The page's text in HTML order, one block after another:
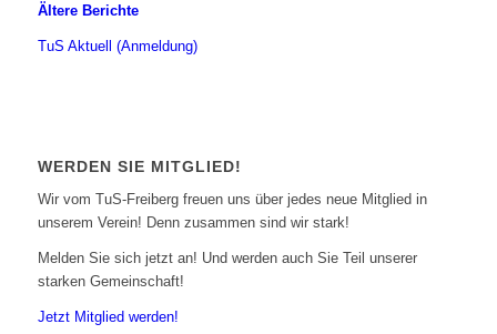
Ältere Berichte
TuS Aktuell (Anmeldung)
WERDEN SIE MITGLIED!
Wir vom TuS-Freiberg freuen uns über jedes neue Mitglied in
unserem Verein! Denn zusammen sind wir stark!
Melden Sie sich jetzt an! Und werden auch Sie Teil unserer
starken Gemeinschaft!
Jetzt Mitglied werden!